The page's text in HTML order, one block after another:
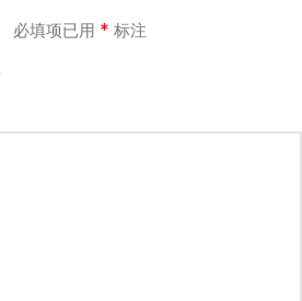
必填项已用 * 标注